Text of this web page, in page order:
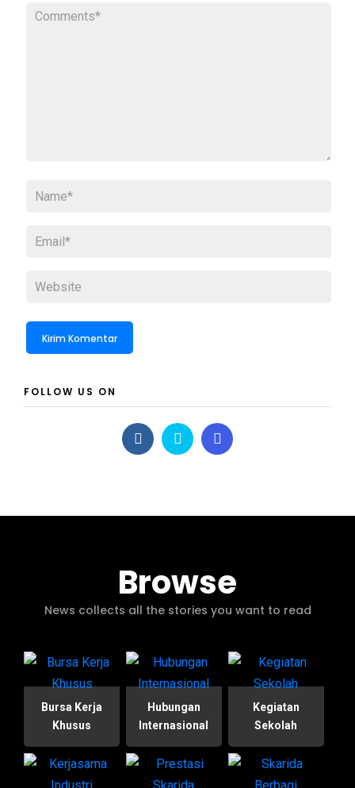
FOLLOW US ON
Browse
News collects all the stories you want to read
Bursa Kerja
Khusus
Hubungan
Internasional
Kegiatan
Sekolah